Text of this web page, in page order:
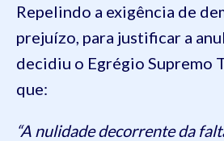
Repelindo a exigência de
prejuízo, para justificar a
decidiu o Egrégio Supremo
que:
“A nulidade decorrente da